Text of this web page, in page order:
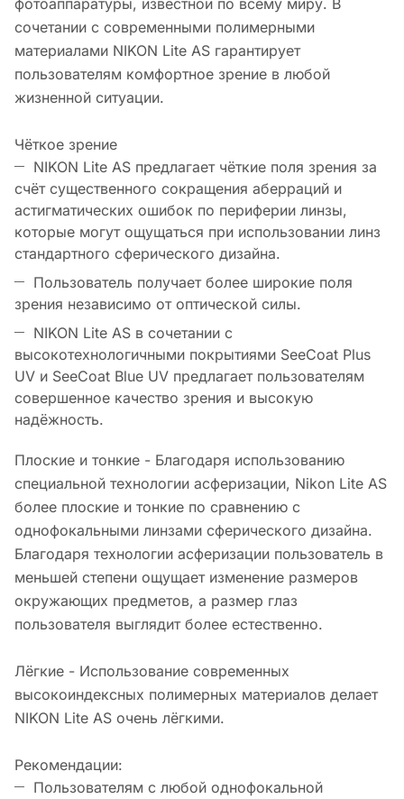
фотоаппаратуры, известной по всему миру. В
сочетании с современными полимерными
материалами NIKON Lite AS гарантирует
пользователям комфортное зрение в любой
жизненной ситуации.
Чёткое зрение
NIKON Lite AS предлагает чёткие поля зрения за
счёт существенного сокращения аберраций и
астигматических ошибок по периферии линзы,
которые могут ощущаться при использовании линз
стандартного сферического дизайна.
Пользователь получает более широкие поля
зрения независимо от оптической силы.
NIKON Lite AS в сочетании с
высокотехнологичными покрытиями SeeCoat Plus
UV и SeeCoat Blue UV предлагает пользователям
совершенное качество зрения и высокую
надёжность.
Плоские и тонкие - Благодаря использованию
специальной технологии асферизации, Nikon Lite AS
более плоские и тонкие по сравнению с
однофокальными линзами сферического дизайна.
Благодаря технологии асферизации пользователь в
меньшей степени ощущает изменение размеров
окружающих предметов, а размер глаз
пользователя выглядит более естественно.
Лёгкие - Использование современных
высокоиндексных полимерных материалов делает
NIKON Lite AS очень лёгкими.
Рекомендации:
Пользователям с любой однофокальной